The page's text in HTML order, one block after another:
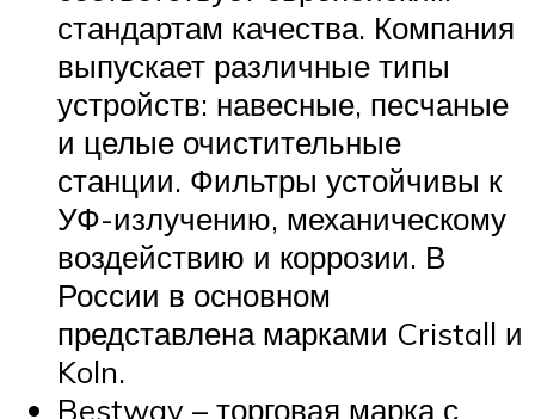
стандартам качества. Компания
выпускает различные типы
устройств: навесные, песчаные
и целые очистительные
станции. Фильтры устойчивы к
УФ-излучению, механическому
воздействию и коррозии. В
России в основном
представлена марками Cristall и
Koln.
Bestway – торговая марка с